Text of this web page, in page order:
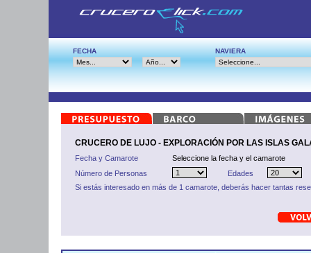
FECHA NAVIERA
CRUCERO DE LUJO - EXPLORACIÓN POR LAS ISLAS
Fecha y Camarote
Seleccione la fecha y el camarote
Número de Personas
Edades
Si estás interesado en más de 1 camarote, deberás hacer tantas